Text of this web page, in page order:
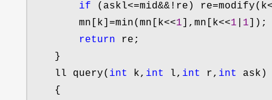
if (askl<=mid&&!re)
        mn[k]
=min(mn[k<<1 ],mn[k<<1 1
return re;
    }
    ll query(
int k, int l, int r, int
ask)
    {